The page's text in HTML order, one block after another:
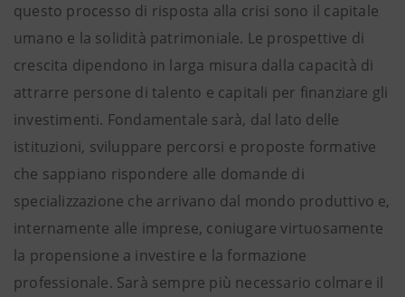
questo processo di risposta alla crisi sono il capitale
umano e la solidità patrimoniale. Le prospettive di
crescita dipendono in larga misura dalla capacità di
attrarre persone di talento e capitali per finanziare gli
investimenti. Fondamentale sarà, dal lato delle
istituzioni, sviluppare percorsi e proposte formative
che sappiano rispondere alle domande di
specializzazione che arrivano dal mondo produttivo e,
internamente alle imprese, coniugare virtuosamente
la propensione a investire e la formazione
professionale. Sarà sempre più necessario colmare il